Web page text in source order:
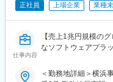
・出張：有 月1～2
・転勤可能性：あり
・リモートワーク：
正社員 上場企業 業種
仕事内容
【売上1兆円規模の
なソフトウェアプラ
■採用背景：
＜勤務地詳細＞横浜